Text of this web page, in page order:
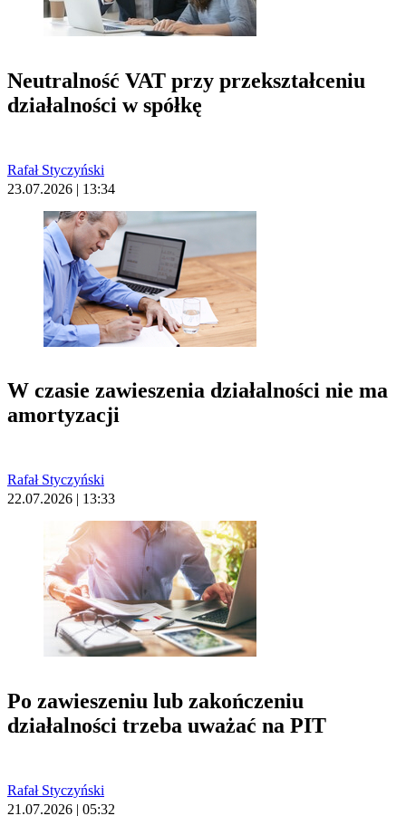
Neutralność VAT przy przekształceniu
działalności w spółkę
Rafał Styczyński
23.07.2026 | 13:34
W czasie zawieszenia działalności nie ma
amortyzacji
Rafał Styczyński
22.07.2026 | 13:33
Po zawieszeniu lub zakończeniu
działalności trzeba uważać na PIT
Rafał Styczyński
21.07.2026 | 05:32